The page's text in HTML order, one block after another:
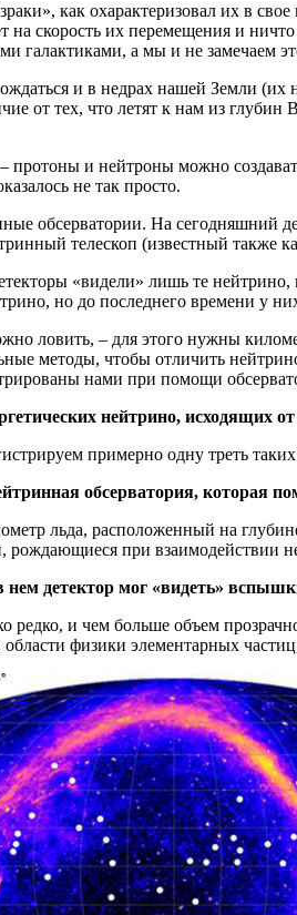
как охарактеризовал их в свое
на скорость их перемещения и
галактиками, а мы и не замечаем
и в недрах нашей Земли (их
от тех, что летят к нам из
протоны и нейтроны можно
не так просто.
обсерватории. На сегодняшний
телескоп (известный также
«видели» лишь те
но до последнего времени у
ловить, – для этого нужны
методы, чтобы отличить
нами при помощи
нейтрино, исходящих
примерно одну треть таких
обсерватория, которая
льда, расположенный на
при взаимодействии
нем детектор мог «видеть»
редко, и чем больше объем
области физики элементарных